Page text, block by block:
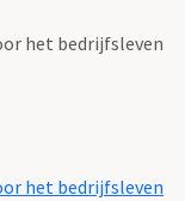
het bedrijfsleven
het bedrijfsleven